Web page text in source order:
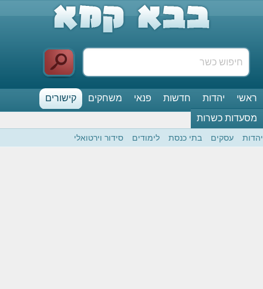
ראשי יהדות חדשות פנאי משחקים
קישורים
מסעדות כשרות
יהדות עסקים בתי כנסת לימודים סידור וירטואלי